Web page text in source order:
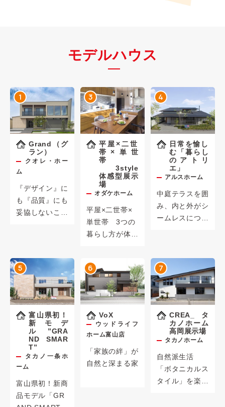
モデルハウス
1
Grand（グ
ラン）
クオレ・ホー
ム
『デザイン』に
も『品質』にも
妥協しないこだ
3
平屋×二世
帯×単世
帯
3style
体感型展示
場
オダケホーム
平屋×二世帯×
単世帯 3つの
暮らし方が体感
4
日常を愉し
む「暮らし
のアトリ
エ」
アルスホーム
中庭テラスを囲
み、内と外がシ
ームレスにつな
5
富山県初！
新モデ
ル ”GRA
ND SMAR
T”
タカノ一条ホ
ーム
富山県初！新商
品モデル「GR
6
VoX
ウッドライフ
ホーム富山店
「家族の絆」が
自然と深まる家
7
CREA_タ
カノホーム
高岡展示場
タカノホーム
自然派生活
「ボタニカルス
タイル」を楽し